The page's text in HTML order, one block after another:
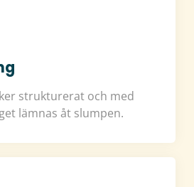
strukturerat och med
lämnas åt slumpen.